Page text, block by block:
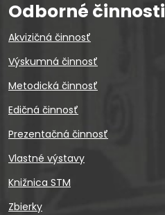
Odborné činnosti
Akvizičná činnosť
Výskumná činnosť
Metodická činnosť
Edičná činnosť
Prezentačná činnosť
Vlastné výstavy
Knižnica STM
Zbierky